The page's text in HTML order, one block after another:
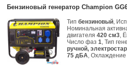
Бензиновый генератор Champion
Типбензиновый,
Номинальная
двигателя420 см3,
Число фаз1, Тип
ручной,
75 дБА,